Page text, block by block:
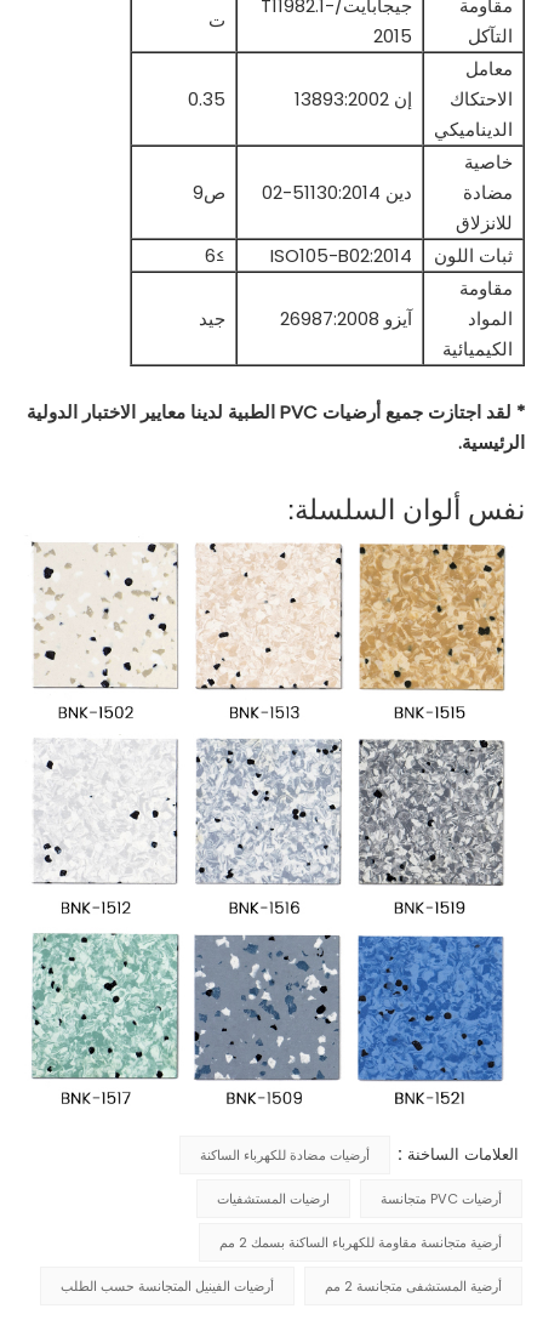
مقاومة
التآكل
جيجابايت/T11982.1-
2015
ت
معامل
الاحتكاك
الديناميكي
إن 13893:2002 0.35
خاصية
مضادة
للانزلاق
دين 51130:2014-02 ص9
ثبات اللون ISO105-B02:2014
≥6
مقاومة
المواد
الكيميائية
آيزو 26987:2008 جيد
* لقد اجتازت جميع أرضيات PVC الطبية لدينا معايير الاختبار الدولية
الرئيسية.
نفس ألوان السلسلة:
العلامات الساخنة : أرضيات مضادة للكهرباء الساكنة
أرضيات PVC متجانسة ارضيات المستشفيات
أرضية متجانسة مقاومة للكهرباء الساكنة بسمك 2 مم
أرضية المستشفى متجانسة 2 مم أرضيات الفينيل المتجانسة حسب الطلب